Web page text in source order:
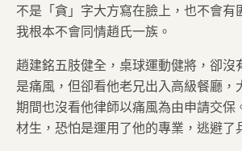
不是「貪」字大方寫在臉上，也不會有
我根本不會同情趙氏一族。
趙建銘五肢健全，桌球運動健將，卻沒
是痛風，但卻看他老兄出入高級餐廳，
期間也沒看他律師以痛風為由申請交保
材生，恐怕是運用了他的專業，逃避了